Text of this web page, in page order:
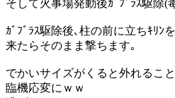
そして火事場発動後ｶﾞﾌﾞﾗｽ駆除
ｶﾞﾌﾞﾗｽ駆除後､柱の前に立ちｷﾘﾝ
来たらそのまま撃ちます｡
でかいサイズがくると外れるこ
臨機応変にｗｗ